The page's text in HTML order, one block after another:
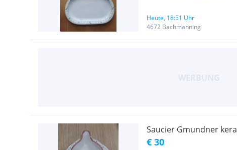
Heute, 18:51 Uhr
4672 Bachmanning
Saucier Gmundner
€ 30